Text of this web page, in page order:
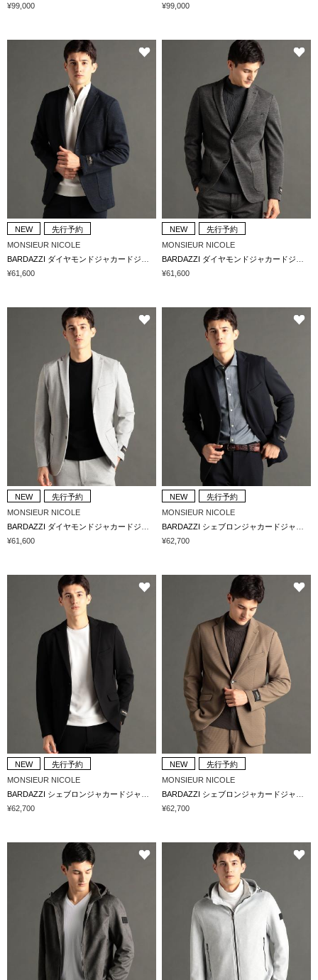
¥99,000
¥99,000
NEW
先行予約
MONSIEUR NICOLE
¥61,600
NEW
先行予約
MONSIEUR NICOLE
¥61,600
NEW
先行予約
MONSIEUR NICOLE
¥61,600
NEW
先行予約
MONSIEUR NICOLE
¥62,700
NEW
先行予約
MONSIEUR NICOLE
¥62,700
NEW
先行予約
MONSIEUR NICOLE
¥62,700